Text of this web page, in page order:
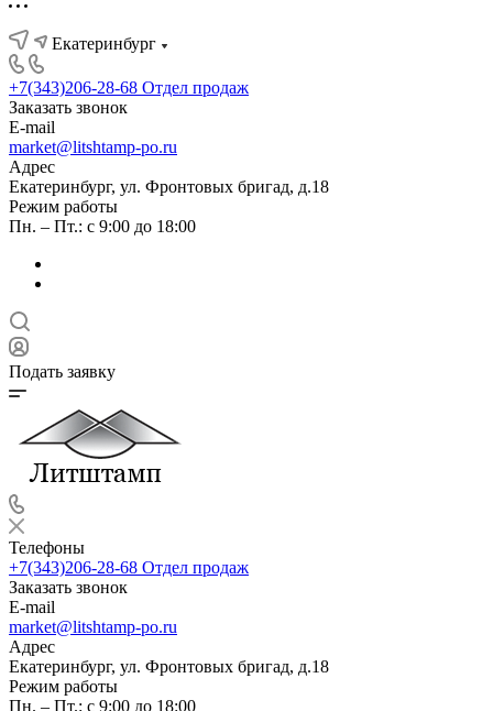
Екатеринбург
+7(343)206-28-68 Отдел продаж
Заказать звонок
E-mail
market@litshtamp-po.ru
Адрес
Екатеринбург, ул. Фронтовых бригад, д.18
Режим работы
Пн. – Пт.: с 9:00 до 18:00
Подать заявку
Телефоны
+7(343)206-28-68 Отдел продаж
Заказать звонок
E-mail
market@litshtamp-po.ru
Адрес
Екатеринбург, ул. Фронтовых бригад, д.18
Режим работы
Пн. – Пт.: с 9:00 до 18:00